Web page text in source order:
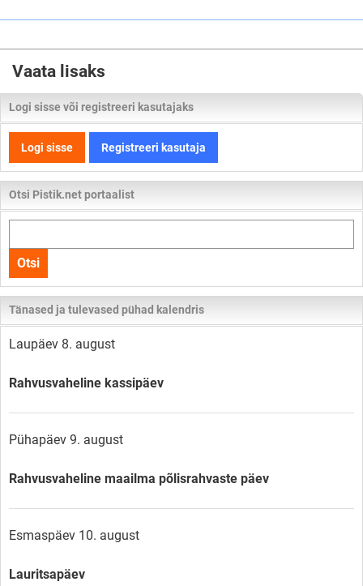
Vaata lisaks
Logi sisse või registreeri kasutajaks
Logi sisse Registreeri kasutaja
Otsi Pistik.net portaalist
kogu
lehelt
Otsi
Tänased ja tulevased pühad kalendris
Laupäev 8. august
Rahvusvaheline kassipäev
Pühapäev 9. august
Rahvusvaheline maailma põlisrahvaste päev
Esmaspäev 10. august
Lauritsapäev